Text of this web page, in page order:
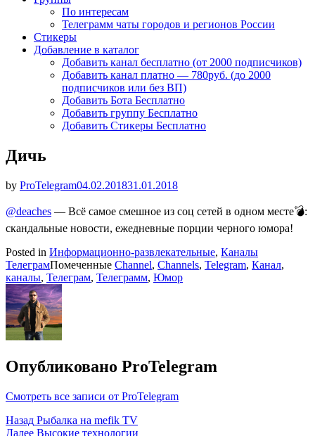
По интересам
Телеграмм чаты городов и регионов России
Стикеры
Добавление в каталог
Добавить канал бесплатно (от 2000 подписчиков)
Добавить канал платно — 780руб. (до 2000
подписчиков или без ВП)
Добавить Бота Бесплатно
Добавить группу Бесплатно
Добавить Стикеры Бесплатно
Дичь
by ProTelegramОпубликовано
04.02.201831.01.2018
@deaches — Всё самое смешное из соц сетей в одном месте💣:
скандальные новости, ежедневные порции черного юмора!
Posted in Информационно-развлекательные, Каналы
ТелеграмПомеченные Channel, Channels, Telegram, Канал,
каналы, Телеграм, Телеграмм, Юмор
Опубликовано ProTelegram
Смотреть все записи от ProTelegram
Навигация
Назад Рыбалка на mefik TV
Далее Высокие технологии